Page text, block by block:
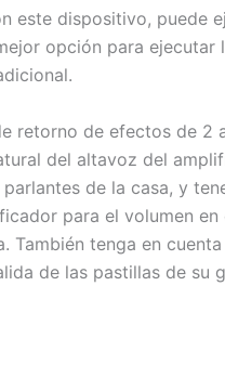
dispositivo, puede
opción para
retorno de efectos de
del altavoz del
de la casa, y
para el volumen
tenga en
de las pastillas de su